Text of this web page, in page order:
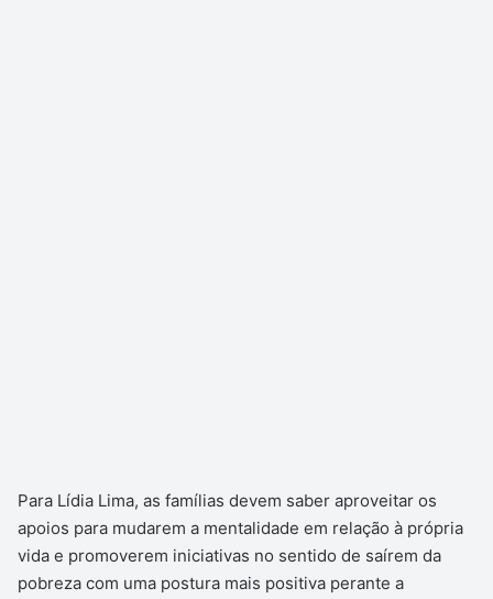
Para Lídia Lima, as famílias devem saber aproveitar os
apoios para mudarem a mentalidade em relação à própria
vida e promoverem iniciativas no sentido de saírem da
pobreza com uma postura mais positiva perante a